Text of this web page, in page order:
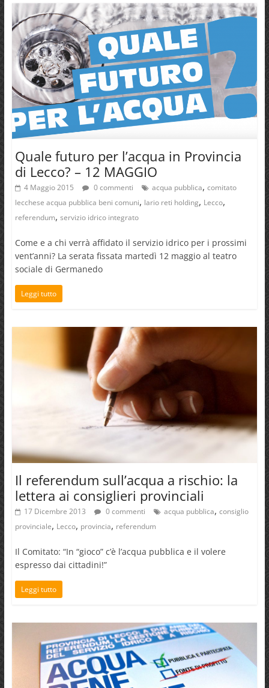
Quale futuro per l’acqua in Provincia
di Lecco? – 12 MAGGIO
4 Maggio 2015 0 commenti acqua pubblica, comitato
lecchese acqua pubblica beni comuni, lario reti holding, Lecco,
referendum, servizio idrico integrato
Come e a chi verrà affidato il servizio idrico per i prossimi
vent’anni? La serata fissata martedì 12 maggio al teatro
sociale di Germanedo
Leggi tutto
Il referendum sull’acqua a rischio: la
lettera ai consiglieri provinciali
17 Dicembre 2013 0 commenti acqua pubblica, consiglio
provinciale, Lecco, provincia, referendum
Il Comitato: “In “gioco” c’è l’acqua pubblica e il volere
espresso dai cittadini!”
Leggi tutto